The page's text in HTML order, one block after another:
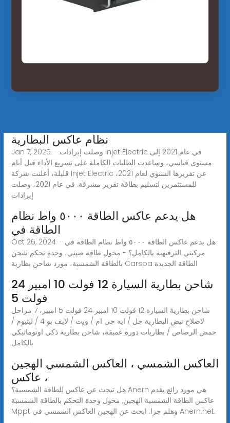
نظام عاكس البطارية
Jan 7, 2025 · وصلت إيرادات Injet Electric في عام 2021 إلى
مستوى قياسي، وساعدت الطلبات الكاملة على تسريع الأداء قبل أيام
قليلة، أعلنت شركة Injet Electric عن تقريرها السنوي لعام 2021،
للمستثمرين لتسليم بطاقة تقرير مشرقة. في عام 2021، وصلت
إيرادات
هل يدعم عاكس الطاقة ٥٠٠٠ واط نظام
الطاقة في
Oct 26, 2024 · هل يدعم عاكس الطاقة ٥٠٠٠ واط نظام الطاقة في
مركبتي الترفيهية بالكامل؟ - محول طاقة صيني، وحدة تحكم شحن
بالطاقة الشمسية، مورد شاحن بطارية Carspa الطاقة الجديدة
شاحن بطارية السيارة 12 فولت 10 امبير 24
فولت 5
شاحن بطارية السيارة 12 فولت 10 امبير 24 فولت 5 امبير، 7 مراحل
لاصلاح نبض البطارية جل / ايه جي ام / ويت / لايف بو 4 / ليثيوم /
حمض الرصاص / بطاريات دورة عميقة، شاحن بطارية ذكي اوتوماتيكي
بالكامل
العاكس الشمسي ، العاكس الشمسي الهجين
، عاكس
هل تبحث عن عاكس للطاقة الشمسية؟ Anern هي مورد رائع يقدم
عاكس الطاقة الشمسية الهجين, محول وحدة التحكم بالطاقة الشمسية
Mppt وهلم جرا. ابحث عن الهجين العاكس الشمسي في Anern.net.